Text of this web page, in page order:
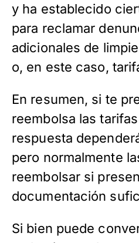
y ha establecido
para reclamar
adicionales de
o, en este caso,
En resumen, si te
reembolsa las
respuesta
pero normalmente
reembolsar si
documentación
Si bien puede